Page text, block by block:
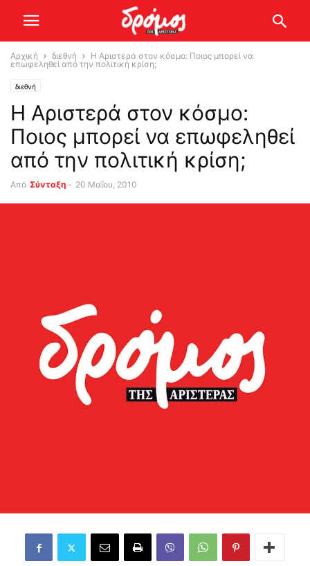
Αρχική διεθνή
Η Αριστερά στον κόσμο: Ποιος μπορεί να
επωφεληθεί από την πολιτική κρίση;
διεθνή
Η Αριστερά στον κόσμο:
Ποιος μπορεί να επωφεληθεί
από την πολιτική κρίση;
Από Σύνταξη - 20 Μαΐου, 2010